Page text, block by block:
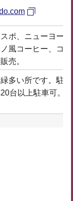
ポ、ニューヨー
風コーヒー、コ
売。
多い所です。駐
台以上駐車可。